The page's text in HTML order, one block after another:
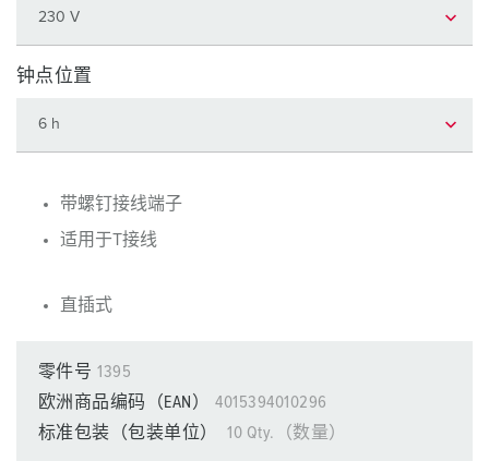
钟点位置
带螺钉接线端子
适用于T接线
直插式
零件号 1395
欧洲商品编码（EAN）
4015394010296
标准包装（包装单位）
10 Qty.（数量）